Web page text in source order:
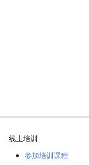
线上培训
参加培训课程